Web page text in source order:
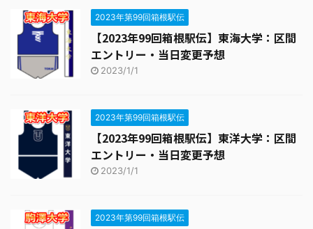
2023年第99回箱根駅伝
【2023年99回箱根駅伝】東海大学：区間
エントリー・当日変更予想
2023/1/1
2023年第99回箱根駅伝
【2023年99回箱根駅伝】東洋大学：区間
エントリー・当日変更予想
2023/1/1
2023年第99回箱根駅伝